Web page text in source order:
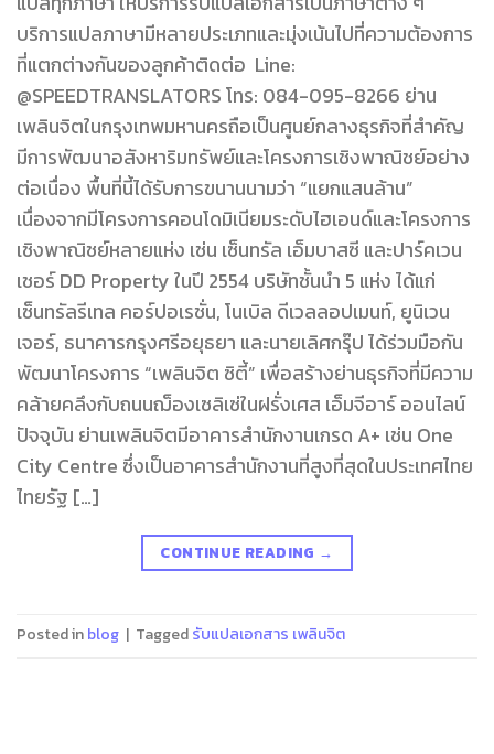
บริการแปลภาษามีหลายประเภทและมุ่งเน้นไปที่ความต้องการ
ที่แตกต่างกันของลูกค้าติดต่อ Line:
@SPEEDTRANSLATORS โทร: 084-095-8266 ย่าน
เพลินจิตในกรุงเทพมหานครถือเป็นศูนย์กลางธุรกิจที่สำคัญ
มีการพัฒนาอสังหาริมทรัพย์และโครงการเชิงพาณิชย์อย่าง
ต่อเนื่อง พื้นที่นี้ได้รับการขนานนามว่า “แยกแสนล้าน”
เนื่องจากมีโครงการคอนโดมิเนียมระดับไฮเอนด์และโครงการ
เชิงพาณิชย์หลายแห่ง เช่น เซ็นทรัล เอ็มบาสซี และปาร์คเวน
เชอร์ DD Property ในปี 2554 บริษัทชั้นนำ 5 แห่ง ได้แก่
เซ็นทรัลรีเทล คอร์ปอเรชั่น, โนเบิล ดีเวลลอปเมนท์, ยูนิเวน
เจอร์, ธนาคารกรุงศรีอยุธยา และนายเลิศกรุ๊ป ได้ร่วมมือกัน
พัฒนาโครงการ “เพลินจิต ซิตี้” เพื่อสร้างย่านธุรกิจที่มีความ
คล้ายคลึงกับถนนฌ็องเซลิเซ่ในฝรั่งเศส เอ็มจีอาร์ ออนไลน์
ปัจจุบัน ย่านเพลินจิตมีอาคารสำนักงานเกรด A+ เช่น One
City Centre ซึ่งเป็นอาคารสำนักงานที่สูงที่สุดในประเทศไทย
ไทยรัฐ […]
CONTINUE READING →
Posted inblog | Taggedรับแปลเอกสาร เพลินจิต